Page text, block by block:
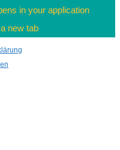
in your application
new tab